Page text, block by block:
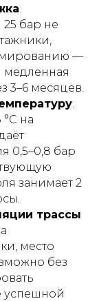
.
бар не
—
медленная
3–6 месяцев.
.
на
0,5–0,8 бар
занимает 2
трассы
место
без
успешной